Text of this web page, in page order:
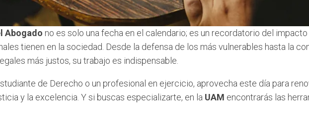
Abogado no es solo una fecha en el calendario; es un recordatorio del
tienen en la sociedad. Desde la defensa de los más vulnerables hasta la
más justos, su trabajo es indispensable.
de Derecho o un profesional en ejercicio, aprovecha este día para
y la excelencia. Y si buscas especializarte, en la UAM encontrarás las